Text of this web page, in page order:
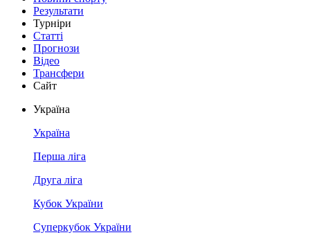
Результати
Турніри
Статті
Прогнози
Відео
Трансфери
Сайт
Україна
Україна
Перша ліга
Друга ліга
Кубок України
Суперкубок України